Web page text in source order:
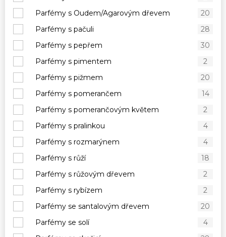
Parfémy s Oudem/Agarovým dřevem
20
Parfémy s pačuli
28
Parfémy s pepřem
30
Parfémy s pimentem
2
Parfémy s pižmem
20
Parfémy s pomerančem
14
Parfémy s pomerančovým květem
2
Parfémy s pralinkou
4
Parfémy s rozmarýnem
4
Parfémy s růží
18
Parfémy s růžovým dřevem
2
Parfémy s rybízem
2
Parfémy se santalovým dřevem
20
Parfémy se solí
4